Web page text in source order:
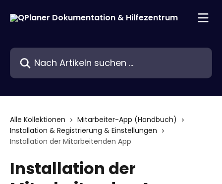
Nach Artikeln suchen …
Alle Kollektionen
Mitarbeiter-App (Handbuch)
Installation & Registrierung & Einstellungen
Installation der Mitarbeitenden App
Installation der